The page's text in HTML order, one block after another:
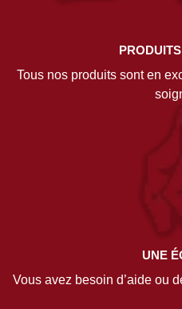
Tous nos produits sont en
UNE
Vous avez besoin d’aide ou